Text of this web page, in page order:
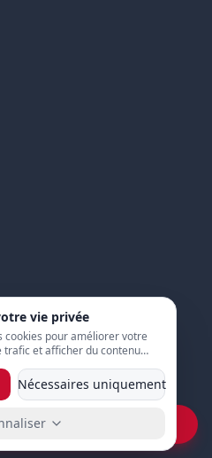
op WhatsApp
vie privée
cookies pour améliorer votre
trafic et afficher du contenu
Nécessaires uniquement